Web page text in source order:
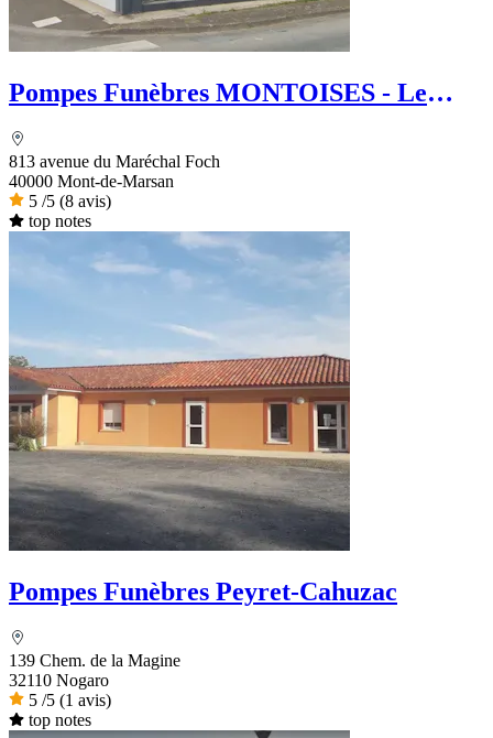
Pompes Funèbres MONTOISES - Le
813 avenue du Maréchal Foch
40000 Mont-de-Marsan
5 /5 (8 avis)
top notes
Pompes Funèbres Peyret-Cahuzac
139 Chem. de la Magine
32110 Nogaro
5 /5 (1 avis)
top notes